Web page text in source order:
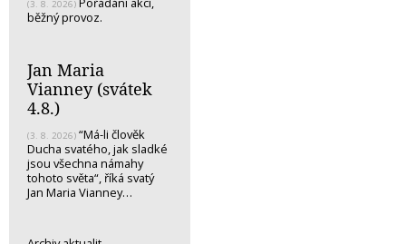
(3. 8. 2026)
běžný provoz.
Jan Maria
Vianney (svátek
4.8.)
(3. 8. 2026) “Má-li člověk
Ducha svatého, jak sladké
jsou všechna námahy
tohoto světa“, říká svatý
Jan Maria Vianney…